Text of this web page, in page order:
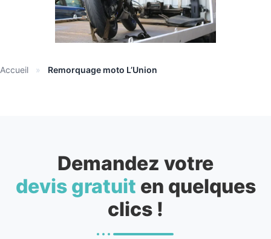
Accueil » Remorquage moto L’Union
Demandez votre
devis gratuit en quelques
clics !